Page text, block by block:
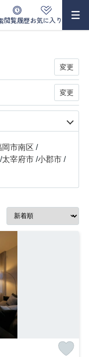
閲覧履歴お気に入り
変更
変更
岡市南区 /
/太宰府市 /小郡市 /